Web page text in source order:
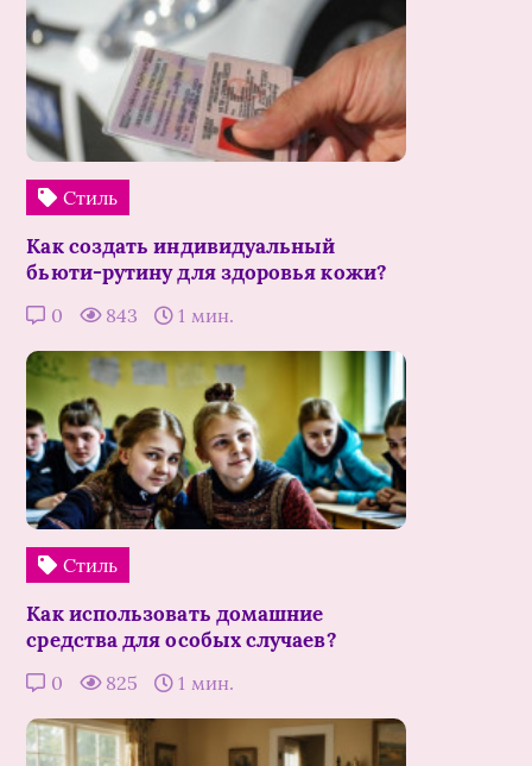
Стиль
Как создать индивидуальный
бьюти-рутину для здоровья кожи?
0 843 1 мин.
Стиль
Как использовать домашние
средства для особых случаев?
0 825 1 мин.